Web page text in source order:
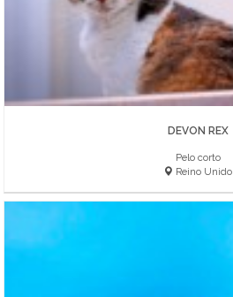
DEVON REX
Pelo corto
Reino Unido